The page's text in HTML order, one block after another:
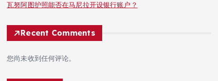
瓦努阿图护照能否在马尼拉开设银行账户？
Recent Comments
您尚未收到任何评论。